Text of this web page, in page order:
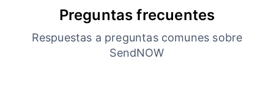
Preguntas frecuentes
Respuestas a preguntas comunes sobre
SendNOW